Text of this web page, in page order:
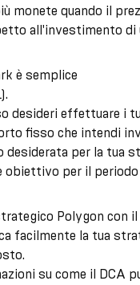
monete quando il
all'investimento di
è semplice
desideri effettuare
fisso che intendi
desiderata per la tua
obiettivo per il
Polygon con il
facilmente la tua
su come il DCA